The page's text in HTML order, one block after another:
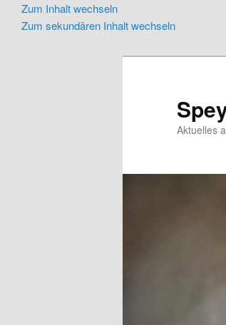
Zum Inhalt wechseln
Zum sekundären Inhalt wechseln
Aktuelles